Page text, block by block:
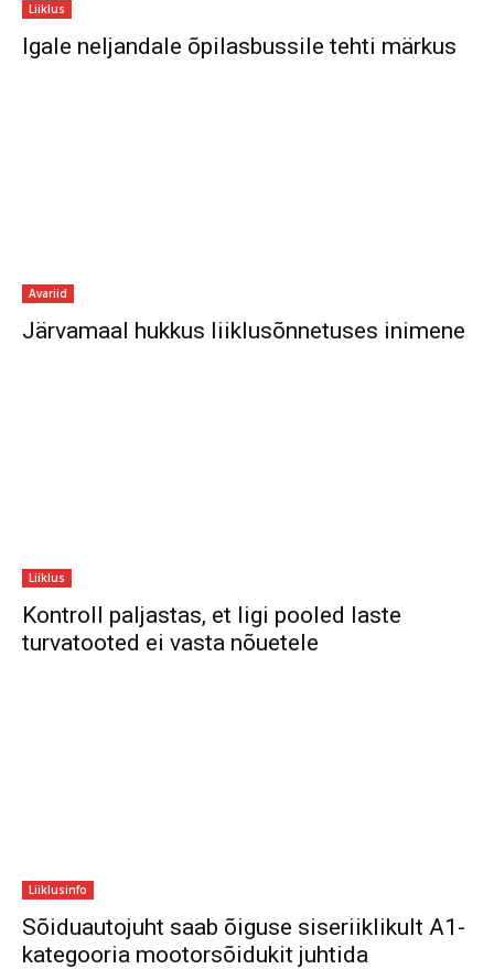
Liiklus
Igale neljandale õpilasbussile tehti märkus
Avariid
Järvamaal hukkus liiklusõnnetuses inimene
Liiklus
Kontroll paljastas, et ligi pooled laste
turvatooted ei vasta nõuetele
Liiklusinfo
Sõiduautojuht saab õiguse siseriiklikult A1-
kategooria mootorsõidukit juhtida